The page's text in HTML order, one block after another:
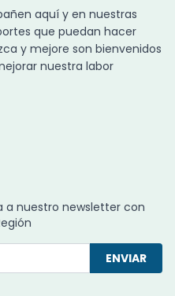
aquí y en nuestras
que puedan hacer
y mejore son bienvenidos
nuestra labor
a nuestro newsletter con
ENVIAR